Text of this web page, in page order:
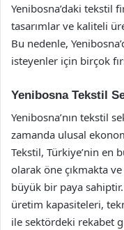
Yenibosna’daki tekstil
tasarımlar ve kaliteli
Bu nedenle,
isteyenler için birçok
Yenibosna Tekstil
Yenibosna’nın tekstil
zamanda ulusal
Tekstil, Türkiye’nin en
olarak öne çıkmakta
büyük bir paya
üretim kapasiteleri,
ile sektördeki rekabet